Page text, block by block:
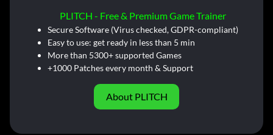
PLITCH - Free & Premium Game Trainer
Secure Software (Virus checked, GDPR-compliant)
Easy to use: get ready in less than 5 min
More than 5300+ supported Games
+1000 Patches every month & Support
About PLITCH